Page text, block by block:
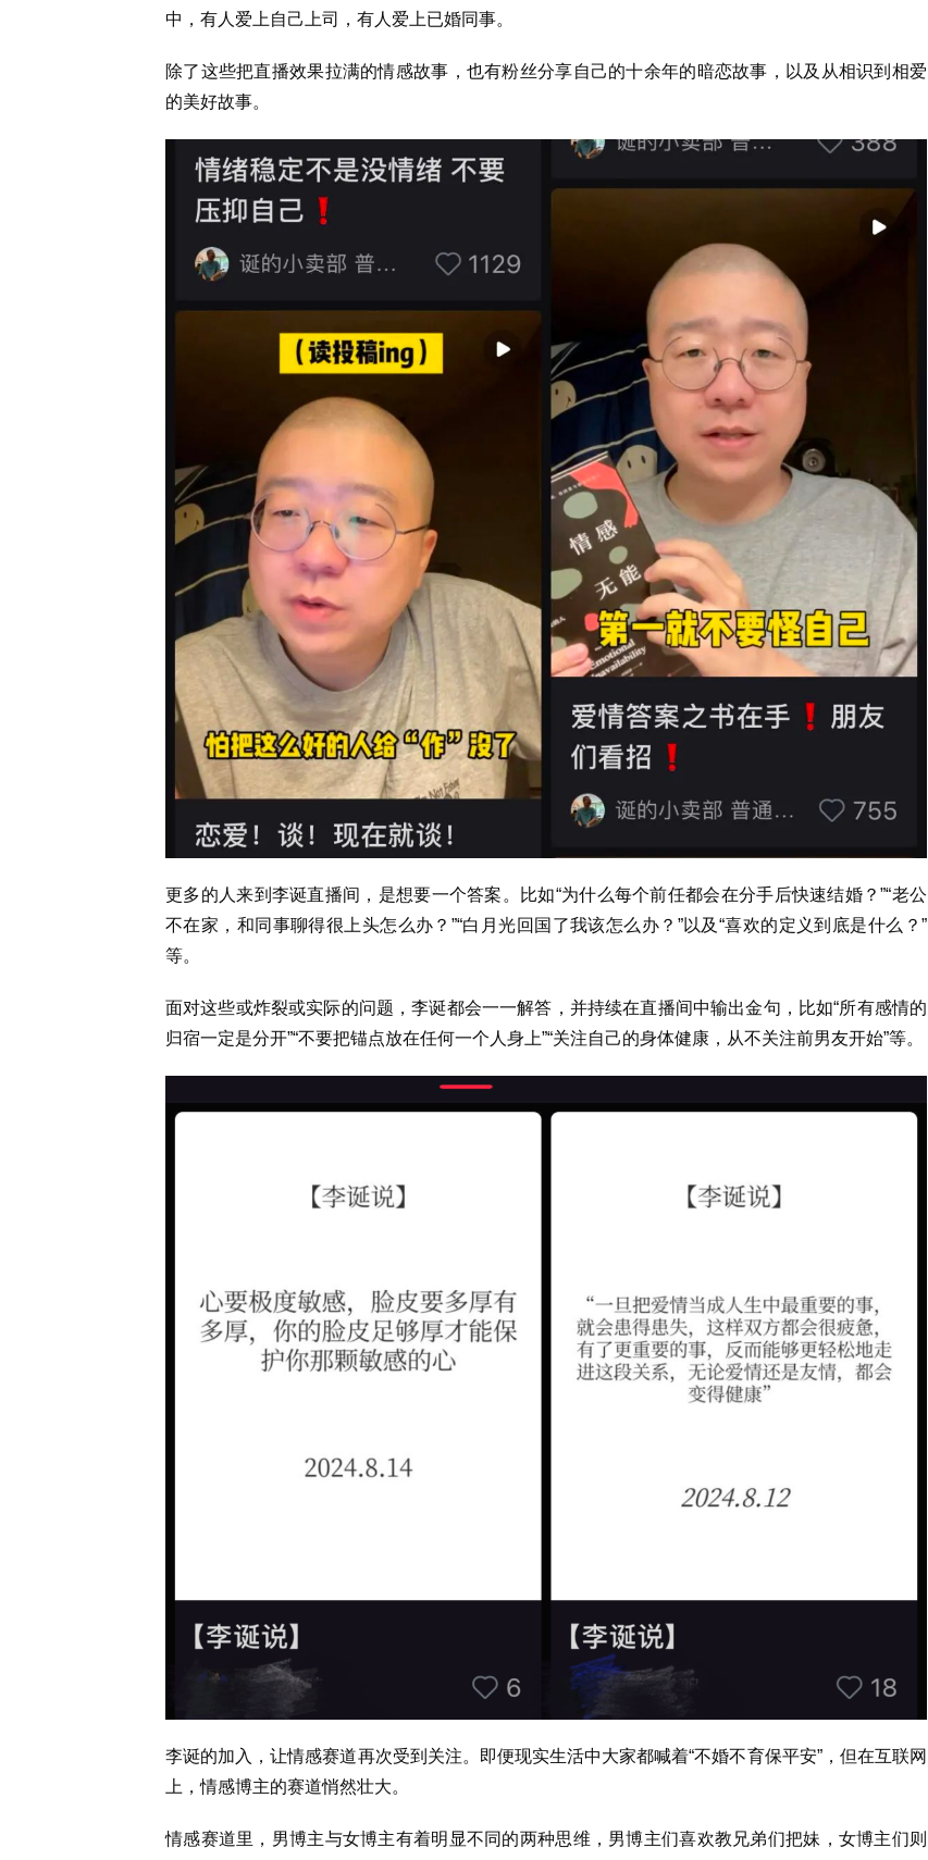
中，有人爱上自己上司，有人爱上已婚同事。
除了这些把直播效果拉满的情感故事，也有粉丝分享自己的十余年的暗恋故事，以及从相识到相爱
的美好故事。
更多的人来到李诞直播间，是想要一个答案。比如“为什么每个前任都会在分手后快速结婚？”“老公
不在家，和同事聊得很上头怎么办？”“白月光回国了我该怎么办？”以及“喜欢的定义到底是什么？”
等。
面对这些或炸裂或实际的问题，李诞都会一一解答，并持续在直播间中输出金句，比如“所有感情的
归宿一定是分开”“不要把锚点放在任何一个人身上”“关注自己的身体健康，从不关注前男友开始”等。
李诞的加入，让情感赛道再次受到关注。即便现实生活中大家都喊着“不婚不育保平安”，但在互联网
上，情感博主的赛道悄然壮大。
情感赛道里，男博主与女博主有着明显不同的两种思维，男博主们喜欢教兄弟们把妹，女博主们则